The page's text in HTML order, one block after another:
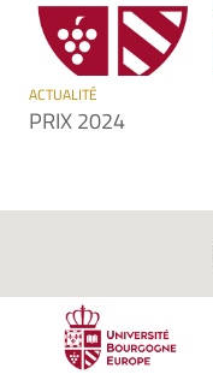
ACTUALITÉ
PRIX 2024